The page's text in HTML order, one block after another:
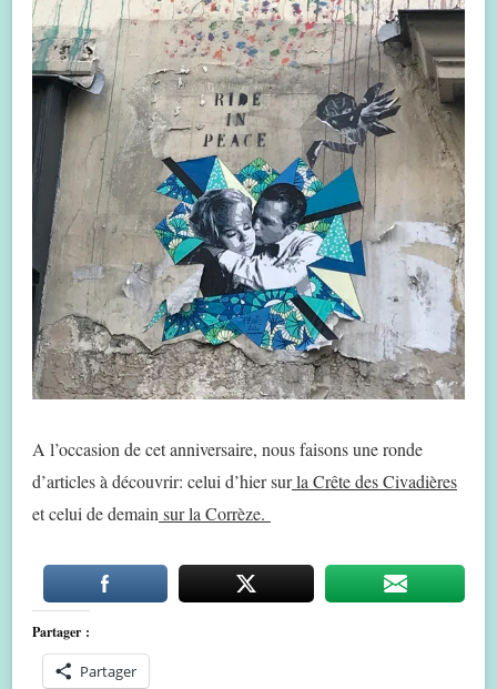
A l’occasion de cet anniversaire, nous faisons une ronde
d’articles à découvrir: celui d’hier surla Crête des Civadières
et celui de demain sur la Corrèze.
Partager :
Partager